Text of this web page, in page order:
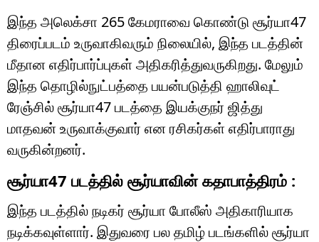
இந்த அலெக்சா 265 கேமராவை கொண்டு சூர்யா47
திரைப்படம் உருவாகிவரும் நிலையில், இந்த படத்தின்
மீதான எதிர்பார்ப்புகள் அதிகரித்துவருகிறது. மேலும்
இந்த தொழில்நுட்பத்தை பயன்படுத்தி ஹாலிவுட்
ரேஞ்சில் சூர்யா47 படத்தை இயக்குநர் ஜித்து
மாதவன் உருவாக்குவார் என ரசிகர்கள் எதிர்பாராது
வருகின்றனர்.
சூர்யா47 படத்தில் சூர்யாவின் கதாபாத்திரம் :
இந்த படத்தில் நடிகர் சூர்யா போலீஸ் அதிகாரியாக
நடிக்கவுள்ளார். இதுவரை பல தமிழ் படங்களில் சூர்யா